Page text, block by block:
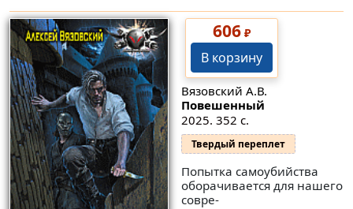
606₽
В корзину
Вязовский А.В.
Повешенный
2025. 352 с.
Твердый переплет
Попытка самоубийства
оборачивается для нашего
совре-